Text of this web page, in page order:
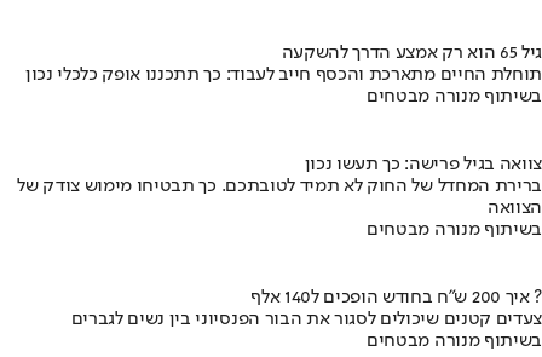
גיל 65 הוא רק אמצע הדרך להשקעה
תוחלת החיים מתארכת והכסף חייב לעבוד: כך תתכננו אופק כלכלי נכון
בשיתוף מנורה מבטחים
צוואה בגיל פרישה: כך תעשו נכון
ברירת המחדל של החוק לא תמיד לטובתכם. כך תבטיחו מימוש צודק של
הצוואה
בשיתוף מנורה מבטחים
איך 200 ש"ח בחודש הופכים ל140 אלף ?
צעדים קטנים שיכולים לסגור את הבור הפנסיוני בין נשים לגברים
בשיתוף מנורה מבטחים